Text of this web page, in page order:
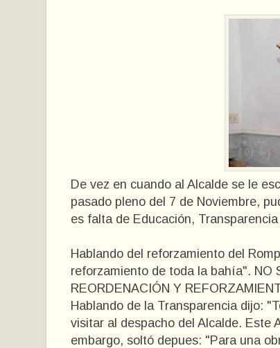
De vez en cuando al Alcalde se le
pasado pleno del 7 de Noviembre,
es falta de Educación,
Hablando del reforzamiento del
reforzamiento de toda la bahía". NO
REORDENACIÓN Y
Hablando de la Transparencia dijo:
visitar al despacho del Alcalde. Este
embargo, soltó depues: "Para una